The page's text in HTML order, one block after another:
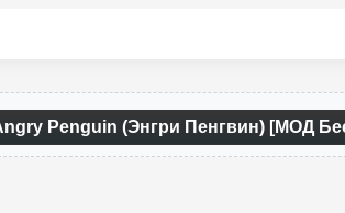
Penguin (Энгри Пенгвин) [МОД